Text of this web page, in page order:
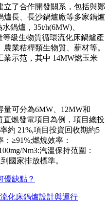
立了合作開發關系，包括與鄭
長、長沙鍋爐廠等多家鍋爐
鍋爐，35t/h(6MW)、
等級生物質循環流化床鍋爐產
業秸稈類生物質、薪材等。
業示范，其中 14MW燃玉米
量可分為6MW、12MW和
直燃發電項目為例，項目總投
約 21%,項目投資回收期約5
≥91%;燃燒效率：
Nm3:汽溫保持范圍：
國家排放標準。
優缺點？
化床鍋爐設計與運行